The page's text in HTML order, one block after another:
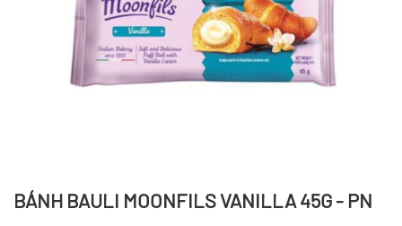
BÁNH BAULI MOONFILS VANILLA 45G - PN